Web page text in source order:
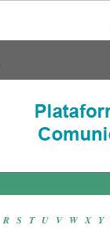
·R S T· U V· W X Y·